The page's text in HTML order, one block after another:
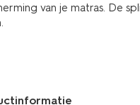
van je matras. De